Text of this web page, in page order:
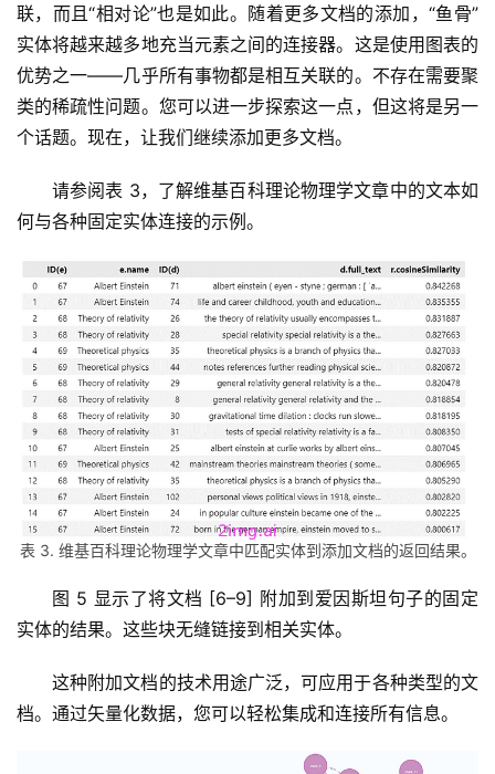
联，而且“相对论”也是如此。随着更多文档的添加，“鱼骨”
实体将越来越多地充当元素之间的连接器。这是使用图表的
优势之一——几乎所有事物都是相互关联的。不存在需要聚
类的稀疏性问题。您可以进一步探索这一点，但这将是另一
个话题。现在，让我们继续添加更多文档。
请参阅表 3，了解维基百科理论物理学文章中的文本如
何与各种固定实体连接的示例。
表 3. 维基百科理论物理学文章中匹配实体到添加文档的返回结果。
图 5 显示了将文档 [6–9] 附加到爱因斯坦句子的固定
实体的结果。这些块无缝链接到相关实体。
这种附加文档的技术用途广泛，可应用于各种类型的文
档。通过矢量化数据，您可以轻松集成和连接所有信息。